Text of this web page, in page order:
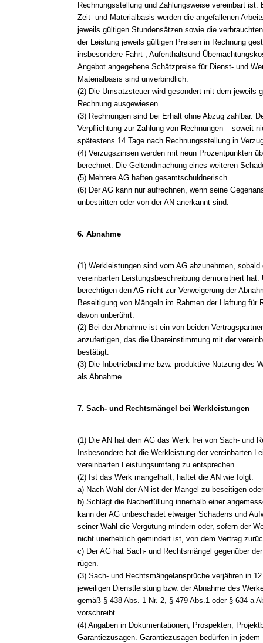
Rechnungsstellung und Zahlungsweise vereinbart
Zeit- und Materialbasis werden die angefallenen
jeweils gültigen Stundensätzen sowie die
der Leistung jeweils gültigen Preisen in Rechnung
insbesondere Fahrt-, Aufenthaltsund
Angebot angegebene Schätzpreise für Dienst- und
Materialbasis sind unverbindlich.
(2) Die Umsatzsteuer wird gesondert mit dem jeweils
Rechnung ausgewiesen.
(3) Rechnungen sind bei Erhalt ohne Abzug zahlbar.
Verpflichtung zur Zahlung von Rechnungen – soweit
spätestens 14 Tage nach Rechnungsstellung in
(4) Verzugszinsen werden mit neun Prozentpunkten
berechnet. Die Geltendmachung eines weiteren
(5) Mehrere AG haften gesamtschuldnerisch.
(6) Der AG kann nur aufrechnen, wenn seine
unbestritten oder von der AN anerkannt sind.
6. Abnahme
(1) Werkleistungen sind vom AG abzunehmen,
vereinbarten Leistungsbeschreibung demonstriert hat.
berechtigen den AG nicht zur Verweigerung der
Beseitigung von Mängeln im Rahmen der Haftung für
davon unberührt.
(2) Bei der Abnahme ist ein von beiden
anzufertigen, das die Übereinstimmung mit der
bestätigt.
(3) Die Inbetriebnahme bzw. produktive Nutzung des
als Abnahme.
7. Sach- und Rechtsmängel bei Werkleistungen
(1) Die AN hat dem AG das Werk frei von Sach- und
Insbesondere hat die Werkleistung der vereinbarten
vereinbarten Leistungsumfang zu entsprechen.
(2) Ist das Werk mangelhaft, haftet die AN wie folgt:
a) Nach Wahl der AN ist der Mangel zu beseitigen
b) Schlägt die Nacherfüllung innerhalb einer
kann der AG unbeschadet etwaiger Schadens und
seiner Wahl die Vergütung mindern oder, sofern der
nicht unerheblich gemindert ist, von dem Vertrag
c) Der AG hat Sach- und Rechtsmängel gegenüber
rügen.
(3) Sach- und Rechtsmängelansprüche verjähren in
jeweiligen Dienstleistung bzw. der Abnahme des
gemäß § 438 Abs. 1 Nr. 2, § 479 Abs.1 oder § 634 a
vorschreibt.
(4) Angaben in Dokumentationen, Prospekten,
Garantiezusagen. Garantiezusagen bedürfen in